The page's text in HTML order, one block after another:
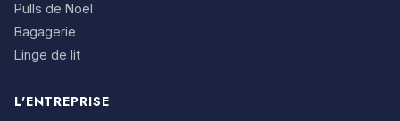
Pulls de Noël
Bagagerie
Linge de lit
L'ENTREPRISE